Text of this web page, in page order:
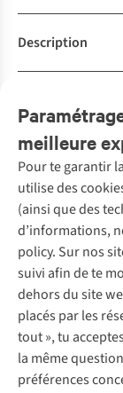
Description
meilleure
Pour te garantir
utilise des
(ainsi que des
d’informations,
policy. Sur nos
suivi afin de te
dehors du site
placés par les
tout », tu
la même
préférences
Service client
Questions
Commander
Payer
10 % réduction
Klarna : post-
Livraison
Retourner
Rétractation d'une
Nos services
Vintage - ReJUsed
Atelier de couture
Personal shopping
Boîte à vêtements
Événements /
Juttu
Qui sommes-nous ?
Juttu Friends
Inspiration
Travailler chez
Abonne-toi à la